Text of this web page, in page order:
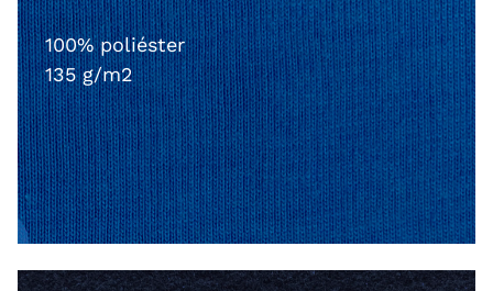
100% poliéster
135 g/m2